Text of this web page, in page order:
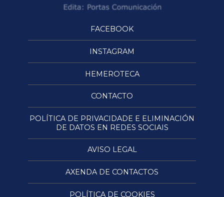
FACEBOOK
INSTAGRAM
HEMEROTECA
CONTACTO
POLÍTICA DE PRIVACIDADE E ELIMINACIÓN
DE DATOS EN REDES SOCIAIS
AVISO LEGAL
AXENDA DE CONTACTOS
POLÍTICA DE COOKIES